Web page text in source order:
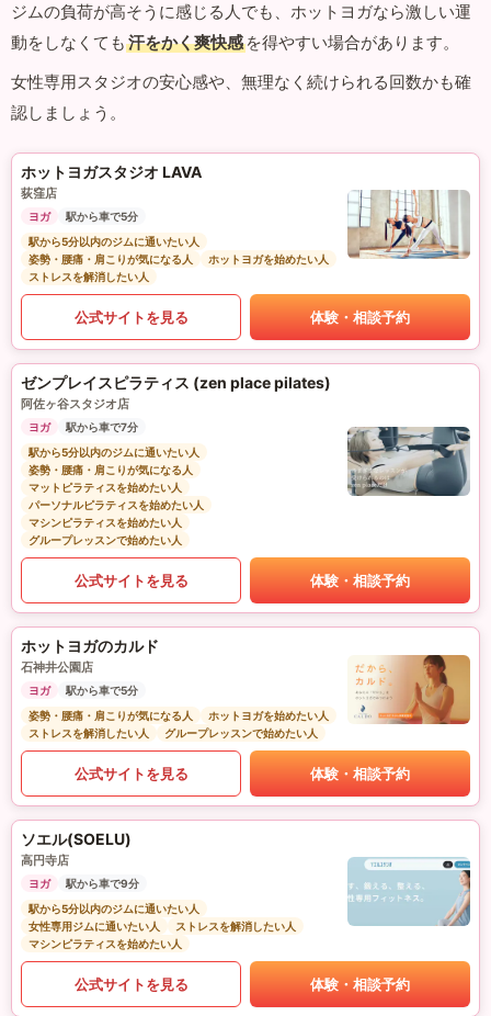
ジムの負荷が高そうに感じる人でも、ホットヨガなら激しい運
動をしなくても 汗をかく爽快感 を得やすい場合があります。
女性専用スタジオの安心感や、無理なく続けられる回数かも確
認しましょう。
ホットヨガスタジオ LAVA
荻窪店
ヨガ
駅から車で5分
駅から5分以内のジムに通いたい人
姿勢・腰痛・肩こりが気になる人
ホットヨガを始めたい人
ストレスを解消したい人
公式サイトを見る 体験・相談予約
ゼンプレイスピラティス (zen place pilates)
阿佐ヶ谷スタジオ店
ヨガ
駅から車で7分
駅から5分以内のジムに通いたい人
姿勢・腰痛・肩こりが気になる人
マットピラティスを始めたい人
パーソナルピラティスを始めたい人
マシンピラティスを始めたい人
グループレッスンで始めたい人
公式サイトを見る 体験・相談予約
ホットヨガのカルド
石神井公園店
ヨガ
駅から車で5分
姿勢・腰痛・肩こりが気になる人
ホットヨガを始めたい人
ストレスを解消したい人
グループレッスンで始めたい人
公式サイトを見る 体験・相談予約
ソエル(SOELU)
高円寺店
ヨガ
駅から車で9分
駅から5分以内のジムに通いたい人
女性専用ジムに通いたい人
ストレスを解消したい人
マシンピラティスを始めたい人
公式サイトを見る 体験・相談予約